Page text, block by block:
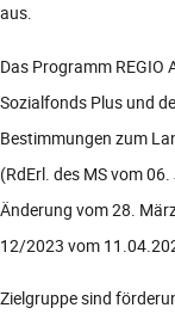
aus.
Das Programm REGIO
Sozialfonds Plus und
Bestimmungen zum
(RdErl. des MS vom
Änderung vom 28.
12/2023 vom
Zielgruppe sind